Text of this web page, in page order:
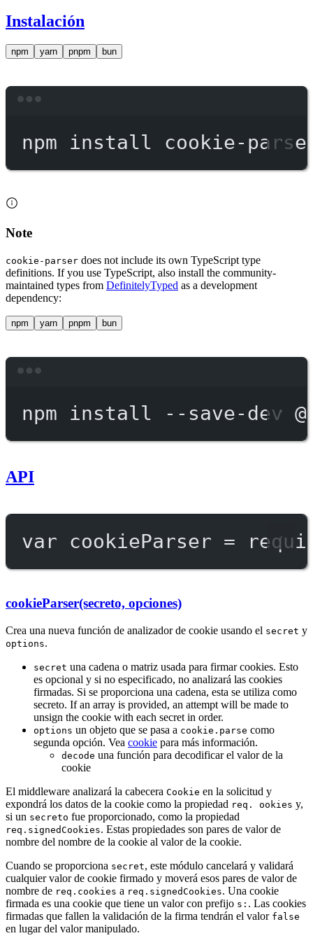
Instalación
npm yarn pnpm bun
npm install cookie-
Note
cookie-parser does not include its own TypeScript type
definitions. If you use TypeScript, also install the community-
maintained types from DefinitelyTyped as a development
dependency:
npm yarn pnpm bun
npm install --save-dev
API
var cookieParser =
cookieParser(secreto, opciones)
Crea una nueva función de analizador de cookie usando el secret y
options.
secret una cadena o matriz usada para firmar cookies. Esto
es opcional y si no especificado, no analizará las cookies
firmadas. Si se proporciona una cadena, esta se utiliza como
secreto. If an array is provided, an attempt will be made to
unsign the cookie with each secret in order.
options un objeto que se pasa a cookie.parse como
segunda opción. Vea cookie para más información.
decode una función para decodificar el valor de la
cookie
El middleware analizará la cabecera Cookie en la solicitud y
expondrá los datos de la cookie como la propiedad req. ookies y,
si un secreto fue proporcionado, como la propiedad
req.signedCookies. Estas propiedades son pares de valor de
nombre del nombre de la cookie al valor de la cookie.
Cuando se proporciona secret, este módulo cancelará y validará
cualquier valor de cookie firmado y moverá esos pares de valor de
nombre de req.cookies a req.signedCookies. Una cookie
firmada es una cookie que tiene un valor con prefijo s: . Las cookies
firmadas que fallen la validación de la firma tendrán el valor false
en lugar del valor manipulado.